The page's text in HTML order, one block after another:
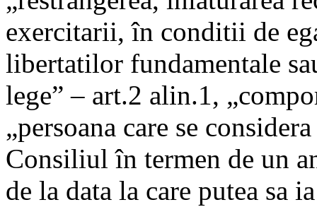
exercitarii, în conditii de
libertatilor fundamentale
lege” – art.2 alin.1,
„persoana care se
Consiliul în termen de un
de la data la care putea sa